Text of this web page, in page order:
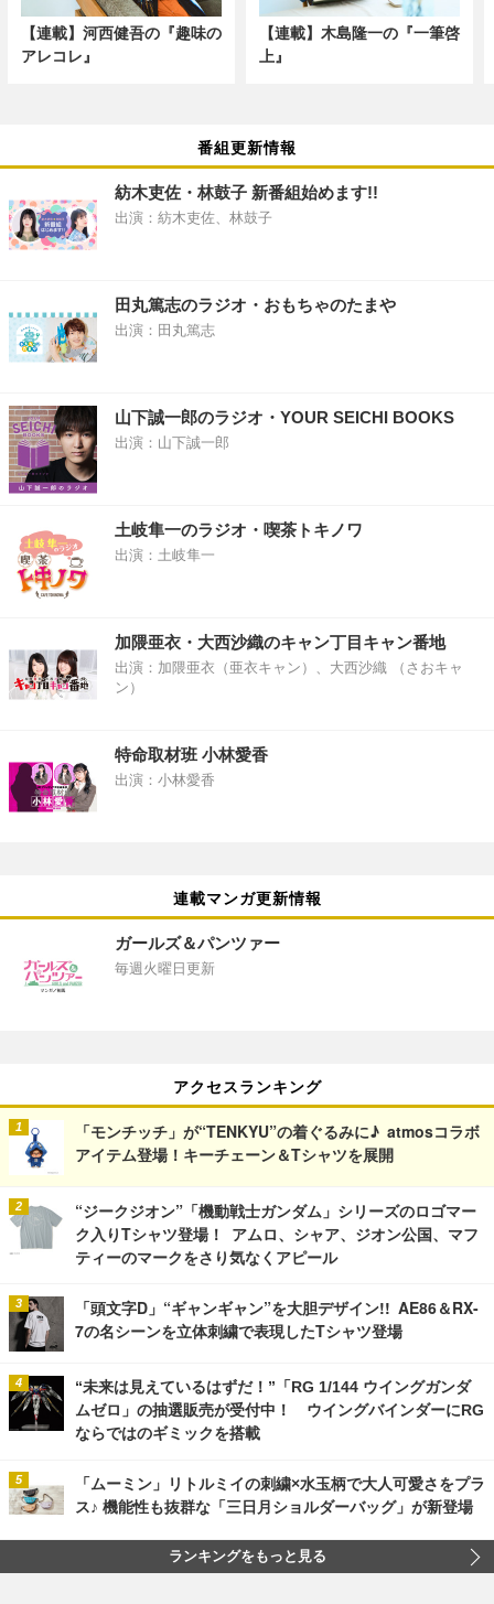
【連載】河西健吾の『趣味の
アレコレ』
【連載】木島隆一の『一筆啓
上』
番組更新情報
紡木吏佐・林鼓子 新番組始めます!!
出演：紡木吏佐、林鼓子
田丸篤志のラジオ・おもちゃのたまや
出演：田丸篤志
山下誠一郎のラジオ・YOUR SEICHI BOOKS
出演：山下誠一郎
土岐隼一のラジオ・喫茶トキノワ
出演：土岐隼一
加隈亜衣・大西沙織のキャン丁目キャン番地
出演：加隈亜衣（亜衣キャン）、大西沙織 （さおキャ
ン）
特命取材班 小林愛香
出演：小林愛香
連載マンガ更新情報
ガールズ＆パンツァー
毎週火曜日更新
アクセスランキング
「モンチッチ」が“TENKYU”の着ぐるみに♪ atmosコラボ
アイテム登場！キーチェーン＆Tシャツを展開
“ジークジオン”「機動戦士ガンダム」シリーズのロゴマー
ク入りTシャツ登場！ アムロ、シャア、ジオン公国、マフ
ティーのマークをさり気なくアピール
「頭文字D」“ギャンギャン”を大胆デザイン!! AE86＆RX-
7の名シーンを立体刺繍で表現したTシャツ登場
“未来は見えているはずだ！”「RG 1/144 ウイングガンダ
ムゼロ」の抽選販売が受付中！ ウイングバインダーにRG
ならではのギミックを搭載
「ムーミン」リトルミイの刺繍×水玉柄で大人可愛さをプラ
ス♪ 機能性も抜群な「三日月ショルダーバッグ」が新登場
ランキングをもっと見る